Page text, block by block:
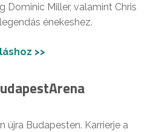
Dominic Miller, valamint Chris
énekeshez.
>>
újra Budapesten. Karrierje a